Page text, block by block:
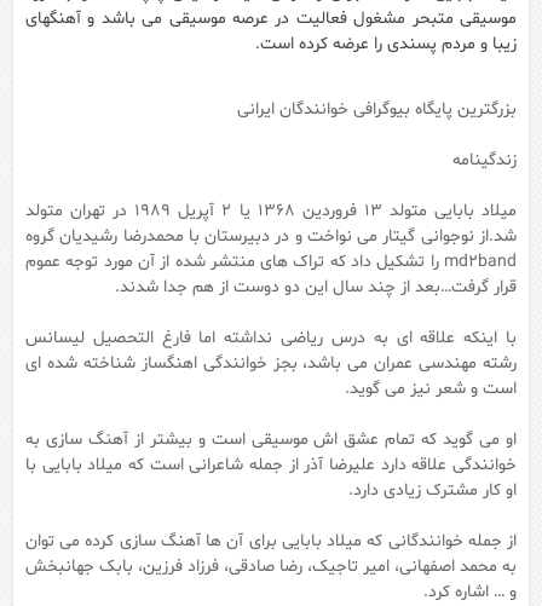
موسیقی متبحر مشغول فعالیت در عرصه موسیقی می باشد و آهنگهای
زیبا و مردم پسندی را عرضه کرده است.
بزرگترین پایگاه بیوگرافی خوانندگان ایرانی
زندگینامه
میلاد بابایی متولد ۱۳ فروردین ۱۳۶۸ یا ۲ آپریل ۱۹۸۹ در تهران متولد
شد.از نوجوانی گیتار می نواخت و در دبیرستان با محمدرضا رشیدیان گروه
md2band را تشکیل داد که تراک های منتشر شده از آن مورد توجه عموم
قرار گرفت…بعد از چند سال این دو دوست از هم جدا شدند.
با اینکه علاقه ای به درس ریاضی نداشته اما فارغ التحصیل لیسانس
رشته مهندسی عمران می باشد، بجز خوانندگی اهنگساز شناخته شده ای
است و شعر نیز می گوید.
او می گوید که تمام عشق اش موسیقی است و بیشتر از آهنگ سازی به
خوانندگی علاقه دارد علیرضا آذر از جمله شاعرانی است که میلاد بابایی با
او کار مشترک زیادی دارد.
از جمله خوانندگانی که میلاد بابایی برای آن ها آهنگ سازی کرده می توان
به محمد اصفهانی، امیر تاجیک، رضا صادقی، فرزاد فرزین، بابک جهانبخش
و … اشاره کرد.